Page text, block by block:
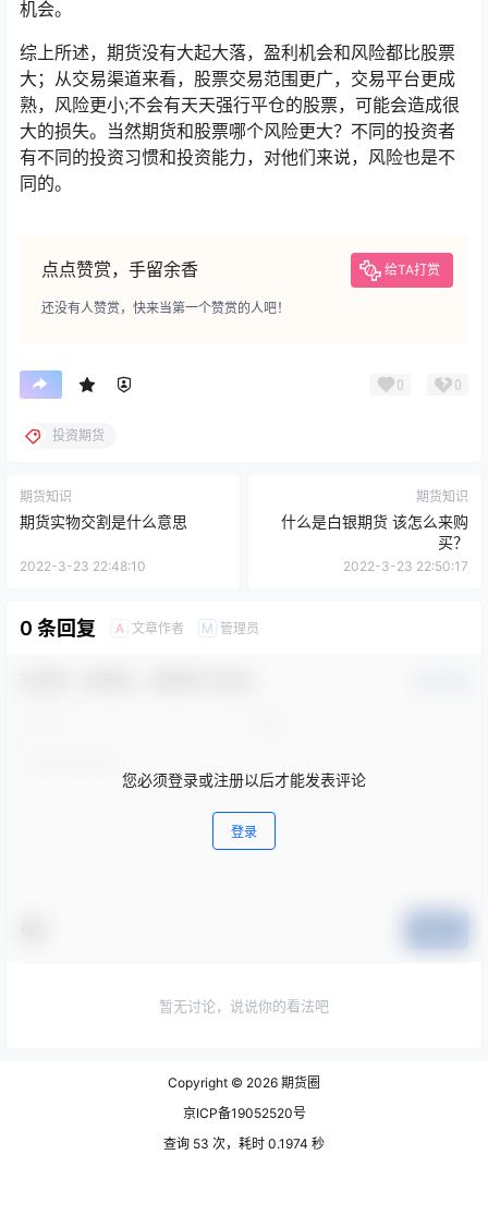
机会。
综上所述，期货没有大起大落，盈利机会和风险都比股票
大；从交易渠道来看，股票交易范围更广，交易平台更成
熟，风险更小;不会有天天强行平仓的股票，可能会造成很
大的损失。当然期货和股票哪个风险更大？不同的投资者
有不同的投资习惯和投资能力，对他们来说，风险也是不
同的。
点点赞赏，手留余香 给TA打赏
还没有人赞赏，快来当第一个赞赏的人吧！
0 0
投资期货
期货知识
期货实物交割是什么意思
2022-3-23 22:48:10
期货知识
什么是白银期货 该怎么来购
买？
2022-3-23 22:50:17
0 条回复 A 文章作者 M 管理员
您必须登录或注册以后才能发表评论
登录
暂无讨论，说说你的看法吧
Copyright © 2026 期货圈
京ICP备19052520号
查询 53 次，耗时 0.1974 秒